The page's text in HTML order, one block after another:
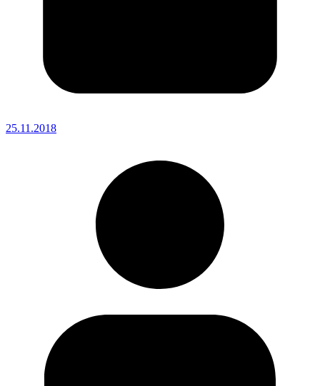
25.11.2018